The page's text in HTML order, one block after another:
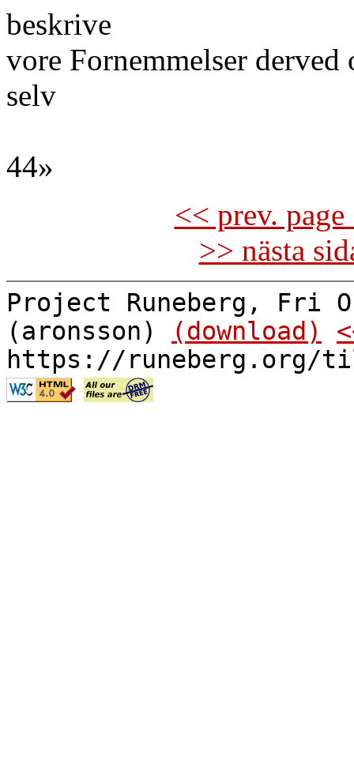
beskrive
vore Fornemmelser derved
selv
44»
<< prev.
>> nästa
Project Runeberg, Fri
(aronsson)
(download)
https://runeberg.org/